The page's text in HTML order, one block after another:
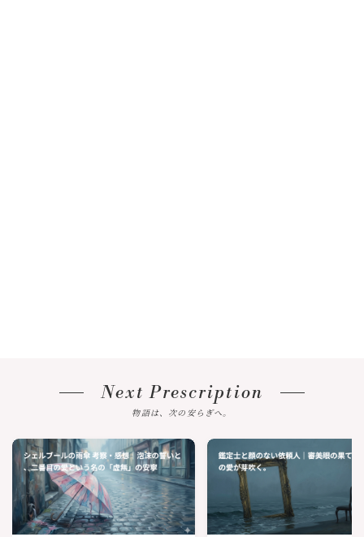
Next Prescription
物語は、次の安らぎへ。